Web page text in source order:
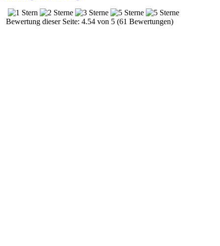
Bewertung dieser Seite: 4.54 von 5 (61 Bewertungen)